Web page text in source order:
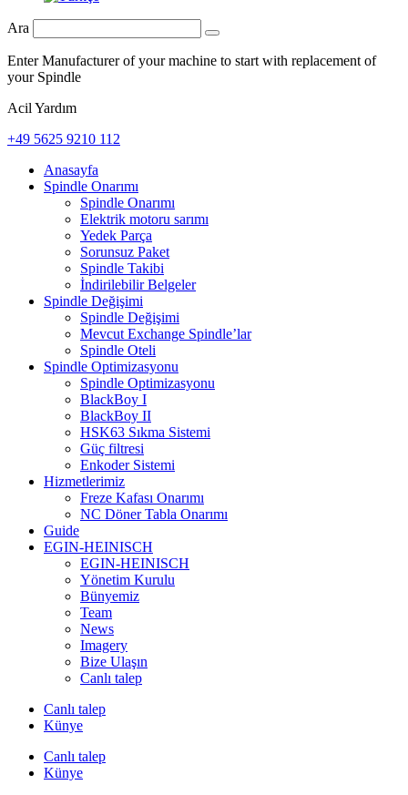
Ara
Enter Manufacturer of your machine to start with replacement of
your Spindle
Acil Yardım
+49 5625 9210 112
Anasayfa
Spindle Onarımı
Spindle Onarımı
Elektrik motoru sarımı
Yedek Parça
Sorunsuz Paket
Spindle Takibi
İndirilebilir Belgeler
Spindle Değişimi
Spindle Değişimi
Mevcut Exchange Spindle’lar
Spindle Oteli
Spindle Optimizasyonu
Spindle Optimizasyonu
BlackBoy I
BlackBoy II
HSK63 Sıkma Sistemi
Güç filtresi
Enkoder Sistemi
Hizmetlerimiz
Freze Kafası Onarımı
NC Döner Tabla Onarımı
Guide
EGIN-HEINISCH
EGIN-HEINISCH
Yönetim Kurulu
Bünyemiz
Team
News
Imagery
Bize Ulaşın
Canlı talep
Canlı talep
Künye
Canlı talep
Künye